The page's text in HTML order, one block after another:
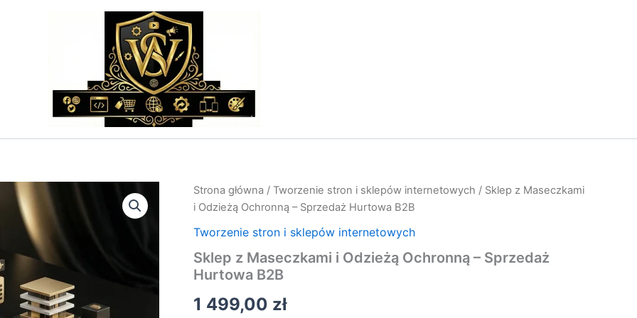
Strona główna / Tworzenie stron i sklepów internetowych / Sklep z Maseczkami
i Odzieżą Ochronną – Sprzedaż Hurtowa B2B
Tworzenie stron i sklepów internetowych
Sklep z Maseczkami i Odzieżą Ochronną – Sprzedaż
Hurtowa B2B
1 499,00 zł
ilość
Sklep
Maseczkami
Odzieżą
Ochronną
Sprzedaż